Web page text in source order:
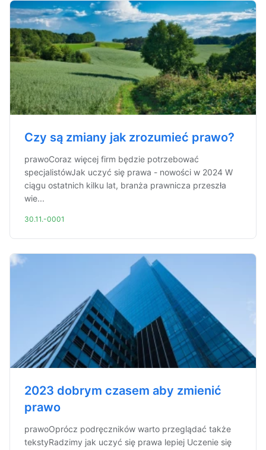
Czy są zmiany jak zrozumieć prawo?
prawoCoraz więcej firm będzie potrzebować
specjalistówJak uczyć się prawa - nowości w 2024 W
ciągu ostatnich kilku lat, branża prawnicza przeszła
wie...
30.11.-0001
2023 dobrym czasem aby zmienić
prawo
prawoOprócz podręczników warto przeglądać także
tekstyRadzimy jak uczyć się prawa lepiej Uczenie się